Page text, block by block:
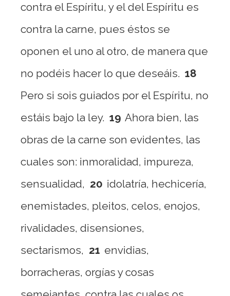
contra el Espíritu, y el del Espíritu es
contra la carne, pues éstos se
oponen el uno al otro, de manera que
no podéis hacer lo que deseáis. 18
Pero si sois guiados por el Espíritu, no
estáis bajo la ley. 19 Ahora bien, las
obras de la carne son evidentes, las
cuales son: inmoralidad, impureza,
sensualidad, 20 idolatría, hechicería,
enemistades, pleitos, celos, enojos,
rivalidades, disensiones,
sectarismos, 21 envidias,
borracheras, orgías y cosas